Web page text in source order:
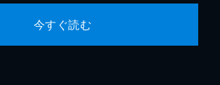
今すぐ読む